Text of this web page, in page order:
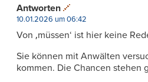
Antworten
10.01.2026 um 06:42
Von ‚müssen‘ ist hier keine
Sie können mit Anwälten
kommen. Die Chancen stehen